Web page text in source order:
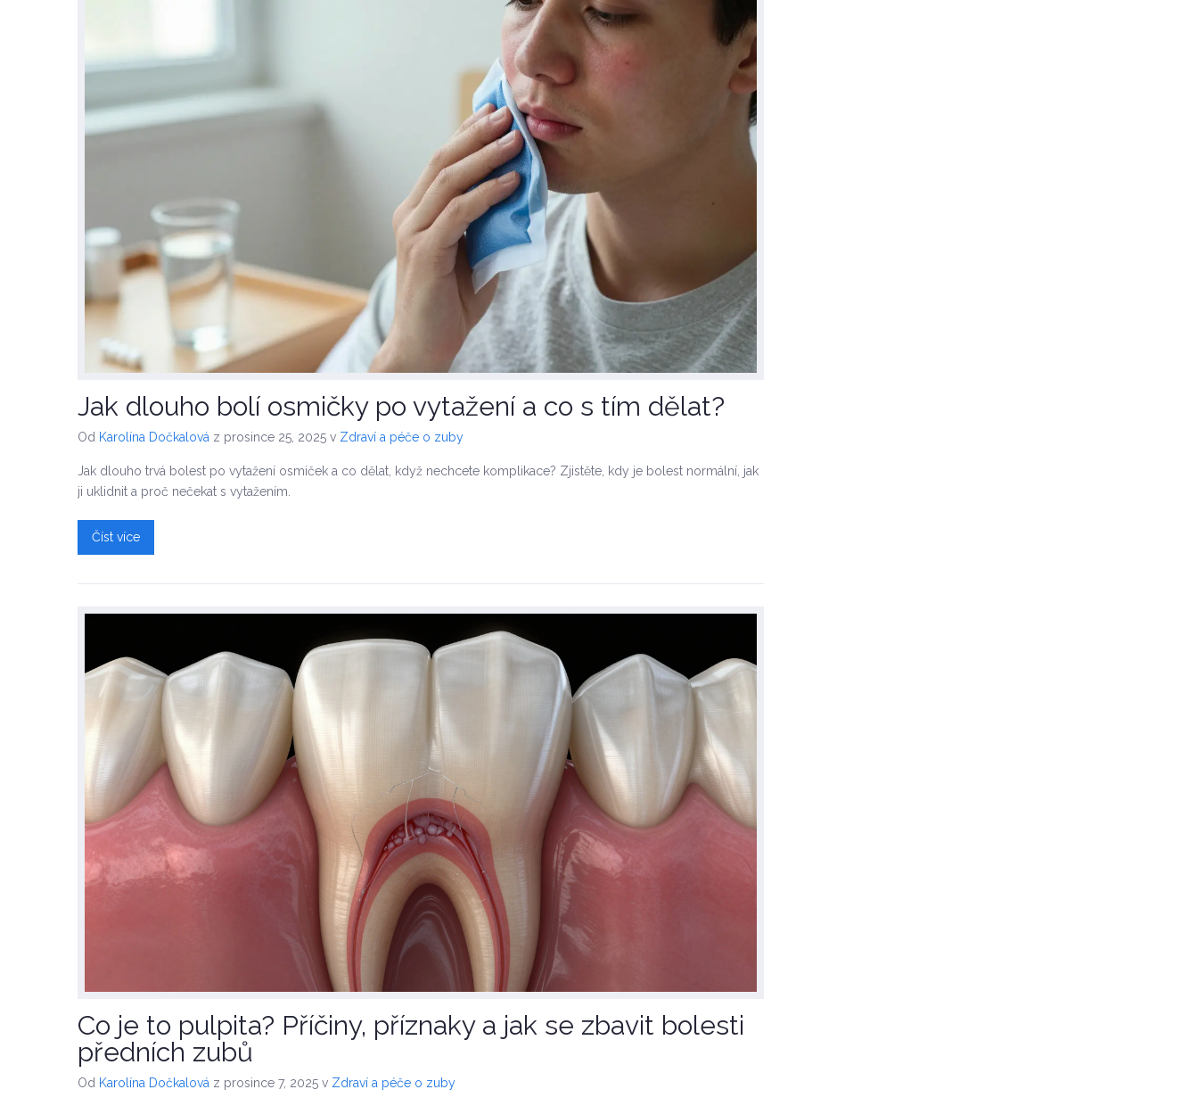
Jak dlouho bolí osmičky po vytažení a co s tím dělat?
Od Karolína Dočkalová z prosince 25, 2025 v Zdraví a péče o zuby
Jak dlouho trvá bolest po vytažení osmiček a co dělat, když nechcete komplikace? Zjistěte, kdy je bolest normální, jak
ji uklidnit a proč nečekat s vytažením.
Číst více
Co je to pulpita? Příčiny, příznaky a jak se zbavit bolesti
předních zubů
Od Karolína Dočkalová z prosince 7, 2025 v Zdraví a péče o zuby